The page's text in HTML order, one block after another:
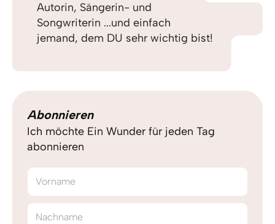
Autorin, Sängerin- und
Songwriterin ...und einfach
jemand, dem DU sehr wichtig bist!
Abonnieren
Ich möchte Ein Wunder für jeden Tag
abonnieren
Vorname
Nachname